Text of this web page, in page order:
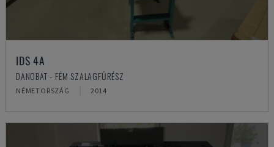
IDS 4A
DANOBAT - FÉM SZALAGFŰRÉSZ
NÉMETORSZÁG 2014